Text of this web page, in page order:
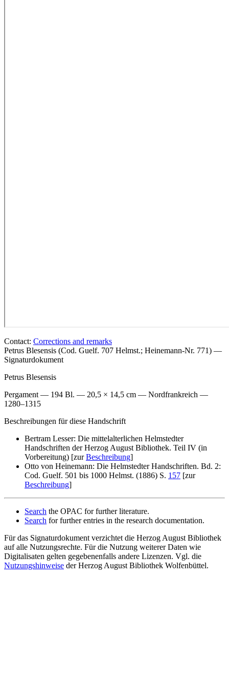
Contact: Corrections and remarks
Petrus Blesensis (Cod. Guelf. 707 Helmst.; Heinemann-Nr. 771) —
Signaturdokument
Petrus Blesensis
Pergament — 194 Bl. — 20,5 × 14,5 cm — Nordfrankreich —
1280–1315
Beschreibungen für diese Handschrift
Bertram Lesser: Die mittelalterlichen Helmstedter
Handschriften der Herzog August Bibliothek. Teil IV (in
Vorbereitung) [zurBeschreibung]
Otto von Heinemann: Die Helmstedter Handschriften. Bd. 2:
Cod. Guelf. 501 bis 1000 Helmst. (1886) S. 157 [zur
Beschreibung]
Search the OPAC for further literature.
Search for further entries in the research documentation.
Für das Signaturdokument verzichtet die Herzog August Bibliothek
auf alle Nutzungsrechte. Für die Nutzung weiterer Daten wie
Digitalisaten gelten gegebenenfalls andere Lizenzen. Vgl. die
Nutzungshinweise der Herzog August Bibliothek Wolfenbüttel.